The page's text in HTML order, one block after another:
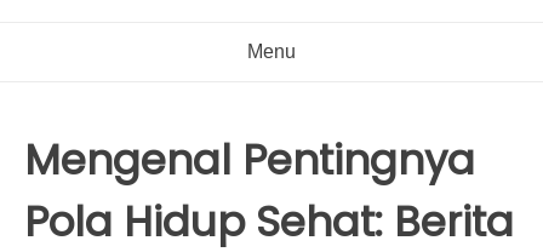
Menu
Mengenal Pentingnya
Pola Hidup Sehat: Berita